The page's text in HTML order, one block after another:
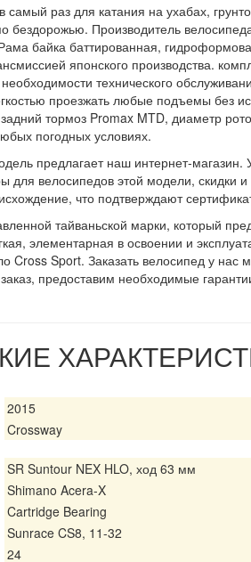
самый раз для катания на ухабах,
бездорожью. Производитель
байка баттированная,
японского производства.
технического
проезжать любые подъемы без
тормоз Promax MTD, диаметр
погодных условиях.
предлагает наш интернет-
для велосипедов этой модели,
что подтверждают
тайваньской марки, который
элементарная в освоении и
Cross Sport. Заказать велосипед у
предоставим необходимые
2015
Crossway
SR Suntour NEX HLO, ход 63 мм
Shimano Acera-X
Cartridge Bearing
Sunrace CS8, 11-32
24